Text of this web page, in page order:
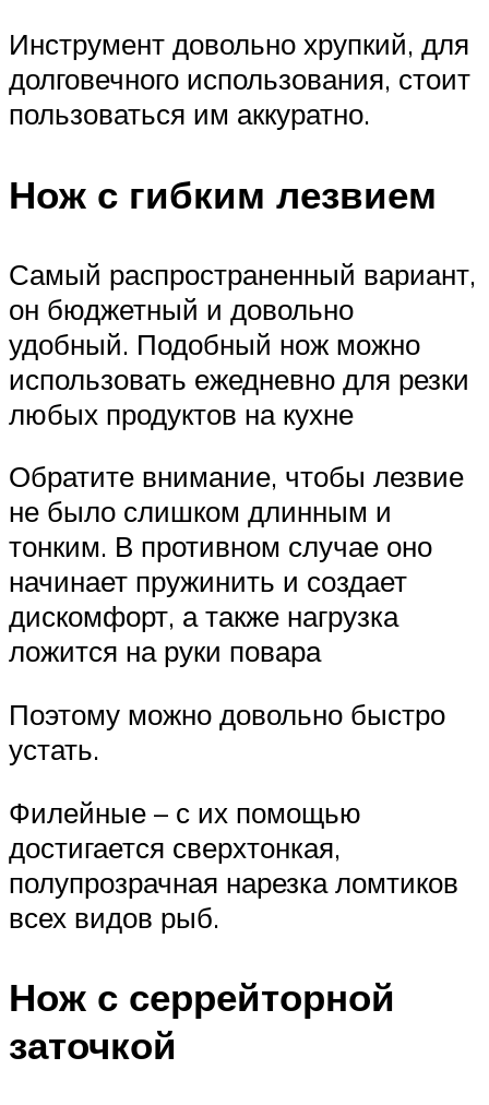
Инструмент довольно хрупкий, для
долговечного использования, стоит
пользоваться им аккуратно.
Нож с гибким лезвием
Самый распространенный вариант,
он бюджетный и довольно
удобный. Подобный нож можно
использовать ежедневно для резки
любых продуктов на кухне
Обратите внимание, чтобы лезвие
не было слишком длинным и
тонким. В противном случае оно
начинает пружинить и создает
дискомфорт, а также нагрузка
ложится на руки повара
Поэтому можно довольно быстро
устать.
Филейные – с их помощью
достигается сверхтонкая,
полупрозрачная нарезка ломтиков
всех видов рыб.
Нож с серрейторной
заточкой